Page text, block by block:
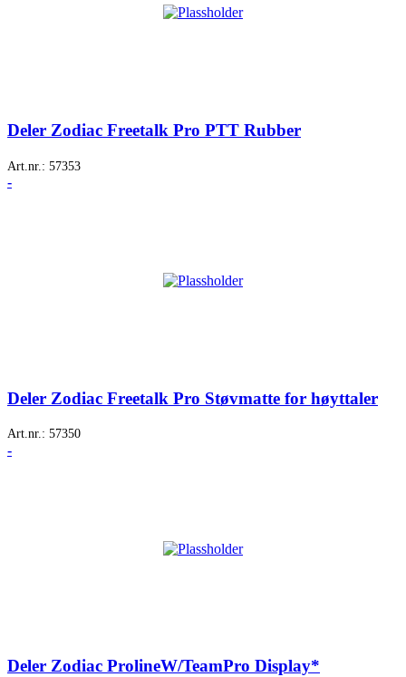
Deler Zodiac Freetalk Pro PTT Rubber
Art.nr.: 57353
-
Deler Zodiac Freetalk Pro Støvmatte for høyttaler
Art.nr.: 57350
-
Deler Zodiac ProlineW/TeamPro Display*